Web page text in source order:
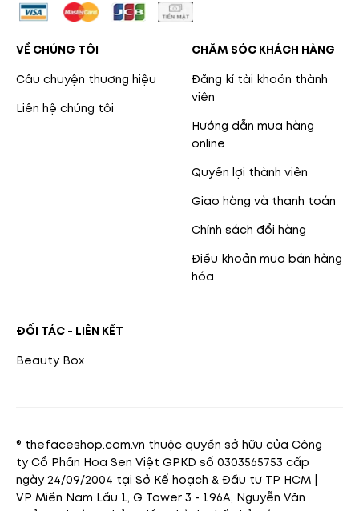
VỀ CHÚNG TÔI
Câu chuyện thương hiệu
Liên hệ chúng tôi
CHĂM SÓC KHÁCH HÀNG
Đăng kí tài khoản thành
viên
Hướng dẫn mua hàng
online
Quyền lợi thành viên
Giao hàng và thanh toán
Chính sách đổi hàng
Điều khoản mua bán hàng
hóa
ĐỐI TÁC - LIÊN KẾT
Beauty Box
® thefaceshop.com.vn thuộc quyền sở hữu của Công
ty Cổ Phần Hoa Sen Việt GPKD số 0303565753 cấp
ngày 24/09/2004 tại Sở Kế hoạch & Đầu tư TP HCM |
VP Miền Nam Lầu 1, G Tower 3 - 196A, Nguyễn Văn